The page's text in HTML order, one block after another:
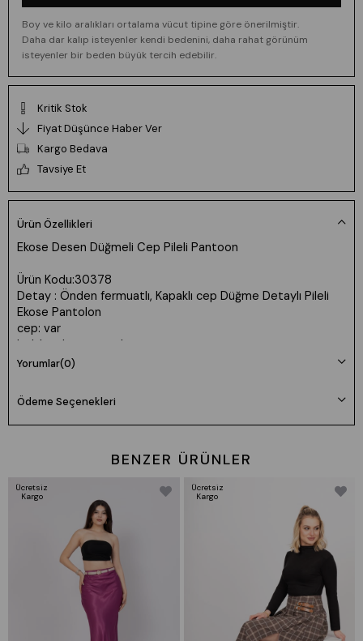
Boy ve kilo aralıkları ortalama vücut tipine göre önerilmiştir.
Daha dar kalıp isteyenler kendi bedenini, daha rahat görünüm
isteyenler bir beden büyük tercih edebilir.
Kritik Stok
Fiyat Düşünce Haber Ver
Kargo Bedava
Tavsiye Et
Ürün Özellikleri
Ekose Desen Düğmeli Cep Pileli Pantoon
Ürün Kodu:30378
Detay : Önden fermuatlı, Kapaklı cep Düğme Detaylı Pileli
Ekose Pantolon
cep: var
bel: lastiksiz normal
Uzunluk:102 cm
Manken 36 Beden Boy: 165 cm Kilo: 55
Yorumlar(0)
Ödeme Seçenekleri
BENZER ÜRÜNLER
Ücretsiz
Kargo
Ücretsiz
Kargo